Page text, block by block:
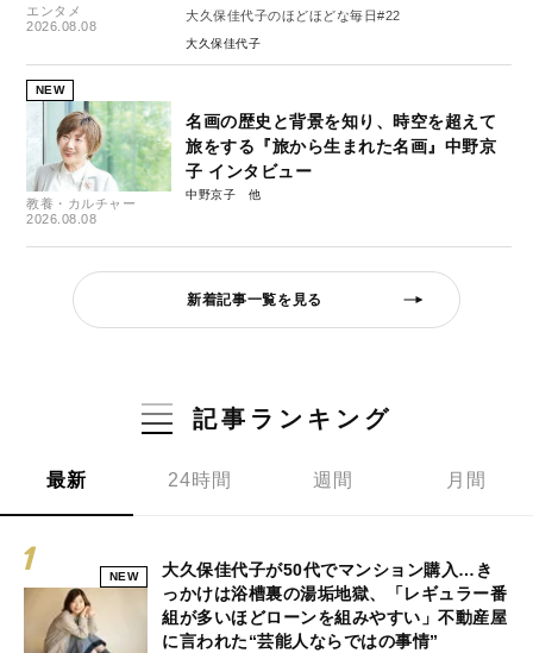
エンタメ
2026.08.08
大久保佳代子のほどほどな毎日#22
大久保佳代子
NEW
教養・カルチャー
2026.08.08
名画の歴史と背景を知り、時空を超えて
旅をする『旅から生まれた名画』中野京
子 インタビュー
中野京子
新着記事一覧を見る
記事ランキング
最新 24時間 週間 月間
NEW
大久保佳代子が50代でマンション購入…き
っかけは浴槽裏の湯垢地獄、「レギュラー番
組が多いほどローンを組みやすい」不動産屋
に言われた“芸能人ならではの事情”